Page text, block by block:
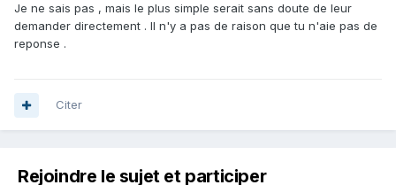
Je ne sais pas , mais le plus simple serait sans doute de leur
demander directement . Il n'y a pas de raison que tu n'aie pas de
reponse .
Citer
Rejoindre le sujet et participer